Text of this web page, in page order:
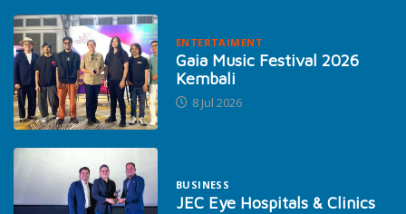
ENTERTAIMENT
Gaia Music Festival 2026
Kembali
8 Jul 2026
BUSINESS
JEC Eye Hospitals & Clinics